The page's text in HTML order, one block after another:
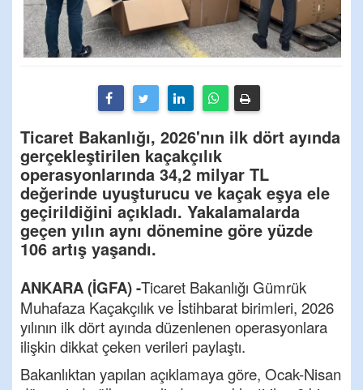
Ticaret Bakanlığı, 2026'nın ilk dört ayında
gerçekleştirilen kaçakçılık
operasyonlarında 34,2 milyar TL
değerinde uyuşturucu ve kaçak eşya ele
geçirildiğini açıkladı. Yakalamalarda
geçen yılın aynı dönemine göre yüzde
106 artış yaşandı.
ANKARA (İGFA) -Ticaret Bakanlığı Gümrük
Muhafaza Kaçakçılık ve İstihbarat birimleri, 2026
yılının ilk dört ayında düzenlenen operasyonlara
ilişkin dikkat çeken verileri paylaştı.
Bakanlıktan yapılan açıklamaya göre, Ocak-Nisan